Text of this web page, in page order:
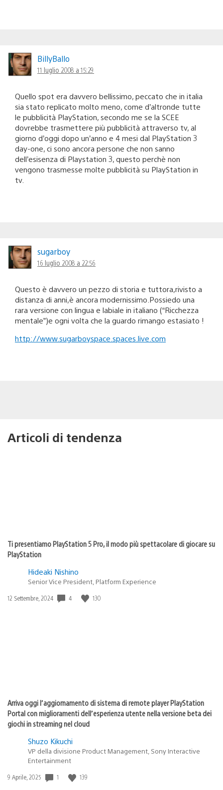
BillyBallo
11 luglio 2008 a 15:29
Quello spot era davvero bellissimo, peccato che in italia
sia stato replicato molto meno, come d’altronde tutte
le pubblicità PlayStation, secondo me se la SCEE
dovrebbe trasmettere più pubblicità attraverso tv, al
giorno d’oggi dopo un’anno e 4 mesi dal PlayStation 3
day-one, ci sono ancora persone che non sanno
dell’esisenza di Playstation 3, questo perchè non
vengono trasmesse molte pubblicità su PlayStation in
tv.
sugarboy
16 luglio 2008 a 22:56
Questo è davvero un pezzo di storia e tuttora,rivisto a
distanza di anni,è ancora modernissimo.Possiedo una
rara versione con lingua e labiale in italiano (“Ricchezza
mentale”)e ogni volta che la guardo rimango estasiato !
http://www.sugarboyspace.spaces.live.com
Articoli di tendenza
Ti presentiamo PlayStation 5 Pro, il modo più spettacolare di giocare su
PlayStation
Hideaki Nishino
Senior Vice President, Platform Experience
Data
12 Settembre, 2024 4 130
Arriva oggi l’aggiornamento di sistema di remote player PlayStation
Portal con miglioramenti dell’esperienza utente nella versione beta dei
giochi in streaming nel cloud
Shuzo Kikuchi
VP della divisione Product Management, Sony Interactive
Entertainment
Data
9 Aprile, 2025 1 139